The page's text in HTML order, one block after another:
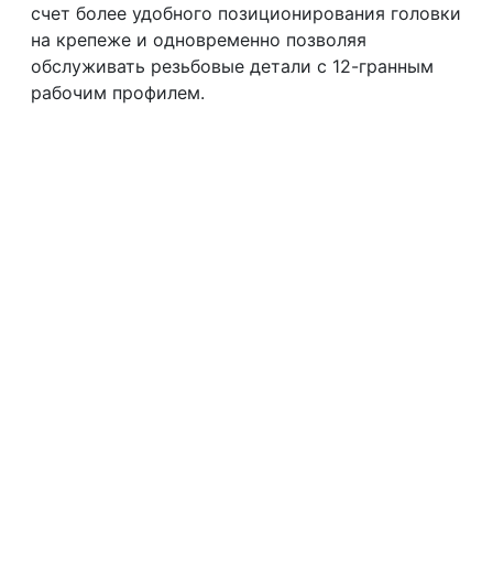
счет более удобного позиционирования головки
на крепеже и одновременно позволяя
обслуживать резьбовые детали с 12-гранным
рабочим профилем.